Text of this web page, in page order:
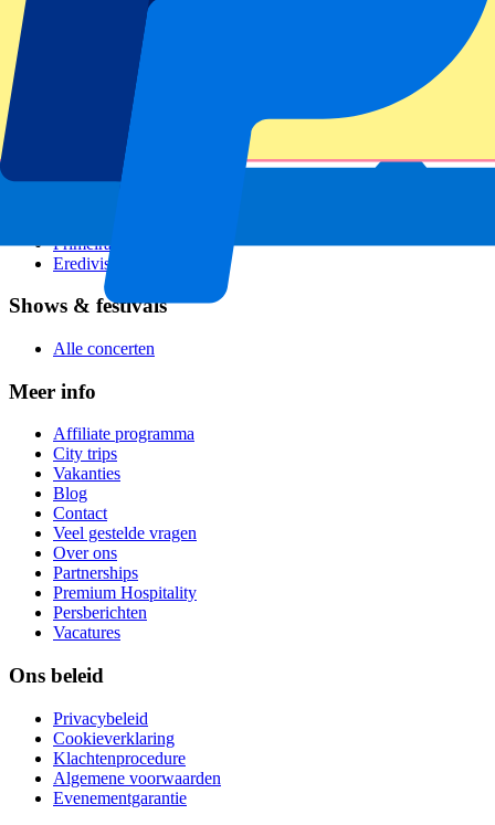
Voetbalcompetities
Champions League
Premier League
Serie A
Primeira Liga
Eredivisie
Shows & festivals
Alle concerten
Meer info
Affiliate programma
City trips
Vakanties
Blog
Contact
Veel gestelde vragen
Over ons
Partnerships
Premium Hospitality
Persberichten
Vacatures
Ons beleid
Privacybeleid
Cookieverklaring
Klachtenprocedure
Algemene voorwaarden
Evenementgarantie